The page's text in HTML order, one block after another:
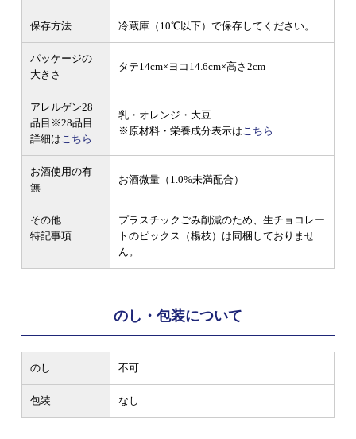
保存方法 冷蔵庫（10℃以下）で保存してください。
パッケージの
大きさ
タテ14cm×ヨコ14.6cm×高さ2cm
アレルゲン28
品目 ※28品目
詳細はこちら
乳・オレンジ・大豆
※原材料・栄養成分表示はこちら
お酒使用の有
無
お酒微量（1.0%未満配合）
その他
特記事項
プラスチックごみ削減のため、生チョコレー
トのピックス（楊枝）は同梱しておりませ
ん。
のし・包装について
のし 不可
包装 なし